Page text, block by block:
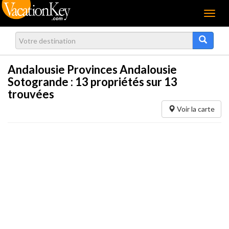
Menu
Andalousie Provinces Andalousie
Sotogrande : 13 propriétés sur 13
trouvées
Voir la carte